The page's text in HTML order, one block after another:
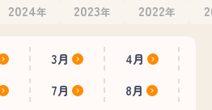
2024年 2023年 2022年
3月
4月
7月
8月